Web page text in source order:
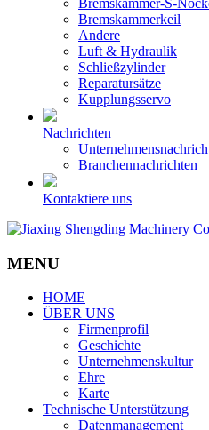
Bremskammer-S-
Bremskammerkeil
Andere
Luft & Hydraulik
Schließzylinder
Reparatursätze
Kupplungsservo
Nachrichten
Branchennachrichten
Kontaktiere uns
MENU
HOME
ÜBER UNS
Firmenprofil
Geschichte
Unternehmenskultur
Ehre
Karte
Technische Unterstützung
Datenmanagement